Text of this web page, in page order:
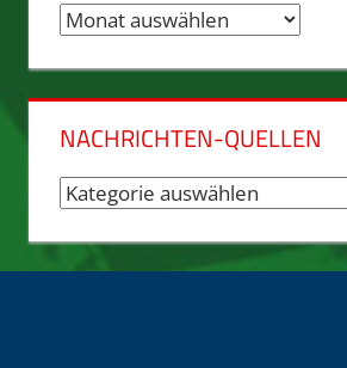
Nachrichten-
NACHRICHTEN-QUELLEN
Nachrichten-